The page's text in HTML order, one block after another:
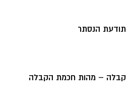
תודעת הנסתר
קבלה – מהות חכמת הקבלה